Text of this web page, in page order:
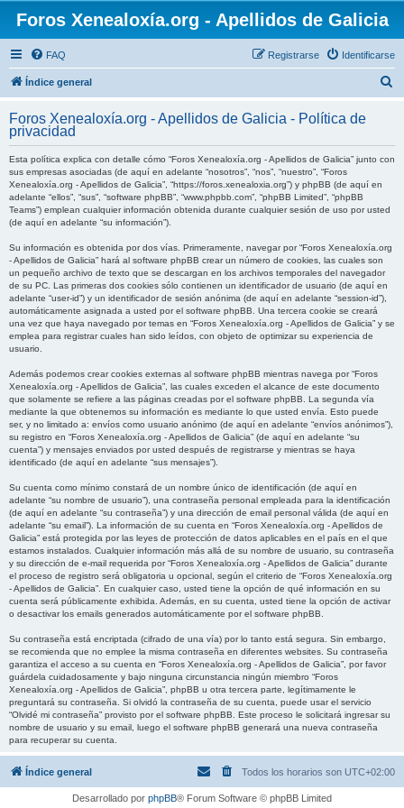
Foros Xenealoxía.org - Apellidos de Galicia
FAQ Identificarse
Registrarse
Índice general
c
Foros Xenealoxía.org - Apellidos de Galicia - Política de
privacidad
Esta política explica con detalle cómo “Foros Xenealoxía.org - Apellidos de Galicia” junto con
sus empresas asociadas (de aquí en adelante “nosotros”, “nos”, “nuestro”, “Foros
Xenealoxía.org - Apellidos de Galicia”, “https://foros.xenealoxia.org”) y phpBB (de aquí en
adelante “ellos”, “sus”, “software phpBB”, “www.phpbb.com”, “phpBB Limited”, “phpBB
Teams”) emplean cualquier información obtenida durante cualquier sesión de uso por usted
(de aquí en adelante “su información”).
Su información es obtenida por dos vías. Primeramente, navegar por “Foros Xenealoxía.org
- Apellidos de Galicia” hará al software phpBB crear un número de cookies, las cuales son
un pequeño archivo de texto que se descargan en los archivos temporales del navegador
de su PC. Las primeras dos cookies sólo contienen un identificador de usuario (de aquí en
adelante “user-id”) y un identificador de sesión anónima (de aquí en adelante “session-id”),
automáticamente asignada a usted por el software phpBB. Una tercera cookie se creará
una vez que haya navegado por temas en “Foros Xenealoxía.org - Apellidos de Galicia” y se
emplea para registrar cuales han sido leídos, con objeto de optimizar su experiencia de
usuario.
Además podemos crear cookies externas al software phpBB mientras navega por “Foros
Xenealoxía.org - Apellidos de Galicia”, las cuales exceden el alcance de este documento
que solamente se refiere a las páginas creadas por el software phpBB. La segunda vía
mediante la que obtenemos su información es mediante lo que usted envía. Esto puede
ser, y no limitado a: envíos como usuario anónimo (de aquí en adelante “envíos anónimos”),
su registro en “Foros Xenealoxía.org - Apellidos de Galicia” (de aquí en adelante “su
cuenta”) y mensajes enviados por usted después de registrarse y mientras se haya
identificado (de aquí en adelante “sus mensajes”).
Su cuenta como mínimo constará de un nombre único de identificación (de aquí en
adelante “su nombre de usuario”), una contraseña personal empleada para la identificación
(de aquí en adelante “su contraseña”) y una dirección de email personal válida (de aquí en
adelante “su email”). La información de su cuenta en “Foros Xenealoxía.org - Apellidos de
Galicia” está protegida por las leyes de protección de datos aplicables en el país en el que
estamos instalados. Cualquier información más allá de su nombre de usuario, su contraseña
y su dirección de e-mail requerida por “Foros Xenealoxía.org - Apellidos de Galicia” durante
el proceso de registro será obligatoria u opcional, según el criterio de “Foros Xenealoxía.org
- Apellidos de Galicia”. En cualquier caso, usted tiene la opción de qué información en su
cuenta será públicamente exhibida. Además, en su cuenta, usted tiene la opción de activar
o desactivar los emails generados automáticamente por el software phpBB.
Su contraseña está encriptada (cifrado de una vía) por lo tanto está segura. Sin embargo,
se recomienda que no emplee la misma contraseña en diferentes websites. Su contraseña
garantiza el acceso a su cuenta en “Foros Xenealoxía.org - Apellidos de Galicia”, por favor
guárdela cuidadosamente y bajo ninguna circunstancia ningún miembro “Foros
Xenealoxía.org - Apellidos de Galicia”, phpBB u otra tercera parte, legítimamente le
preguntará su contraseña. Si olvidó la contraseña de su cuenta, puede usar el servicio
“Olvidé mi contraseña” provisto por el software phpBB. Este proceso le solicitará ingresar su
nombre de usuario y su email, luego el software phpBB generará una nueva contraseña
para recuperar su cuenta.
Índice general Todos los horarios son UTC+02:00
Desarrollado por phpBB® Forum Software © phpBB Limited